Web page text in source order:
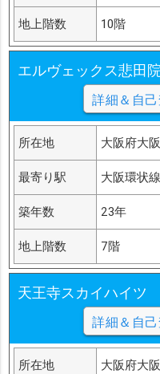
地上階数 10階
エルヴェックス悲田
詳細＆自
所在地 大阪府大
最寄り駅 大阪環状
築年数 23年
地上階数 7階
天王寺スカイハイツ
詳細＆自
所在地 大阪府大